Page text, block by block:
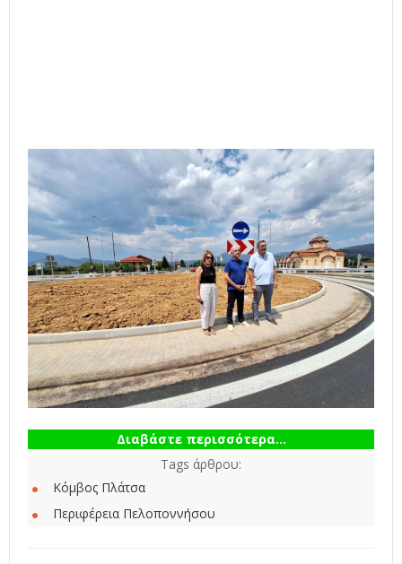
Διαβάστε περισσότερα...
Tags άρθρου:
Κόμβος Πλάτσα
Περιφέρεια Πελοποννήσου